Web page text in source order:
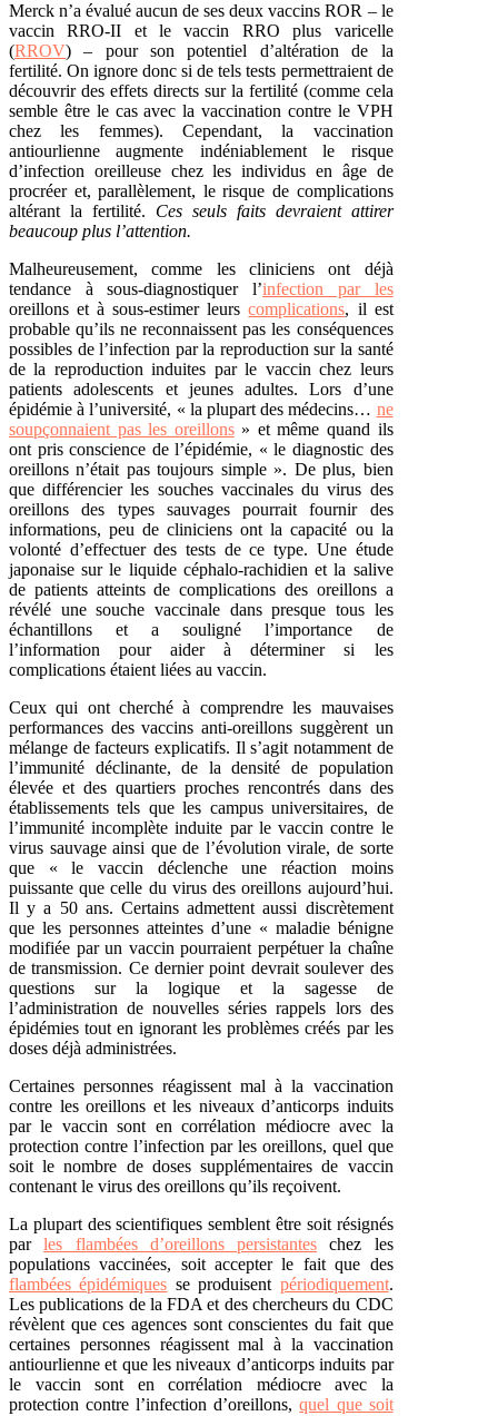
Merck n’a évalué aucun de ses deux vaccins ROR – le
vaccin RRO-II et le vaccin RRO plus varicelle
(RROV) – pour son potentiel d’altération de la
fertilité. On ignore donc si de tels tests permettraient de
découvrir des effets directs sur la fertilité (comme cela
semble être le cas avec lavaccination contre le VPH
chez les femmes). Cependant, la vaccination
antiourlienne augmente indéniablement le risque
d’infection oreilleuse chez les individus en âge de
procréer et, parallèlement, le risque de complications
altérant la fertilité. Ces seuls faits devraient attirer
beaucoup plus l’attention.
Malheureusement, comme les cliniciens ont déjà
tendance à sous-diagnostiquer l’infection par les
oreillons et à sous-estimer leurscomplications, il est
probable qu’ils ne reconnaissent pas les conséquences
possibles de l’infection par la reproduction sur la santé
de la reproduction induites par le vaccin chez leurs
patients adolescents et jeunes adultes. Lors d’une
épidémie à l’université, « la plupart des médecins… ne
soupçonnaient pas les oreillons» et même quand ils
ont pris conscience de l’épidémie, « le diagnostic des
oreillons n’était pas toujours simple ». De plus, bien
que différencier les souches vaccinales du virus des
oreillons des types sauvages pourrait fournir des
informations, peu de cliniciens ont la capacité ou la
volonté d’effectuer des tests de ce type. Une étude
japonaise sur le liquide céphalo-rachidien et la salive
de patients atteints de complications des oreillons a
révélé unesouche vaccinaledans presque tous les
échantillons et a souligné l’importance de
l’information pour aider à déterminer si les
complications étaient liées au vaccin.
Ceux qui ont cherché à comprendre les mauvaises
performances des vaccins anti-oreillons suggèrent un
mélange de facteurs explicatifs. Il s’agit notamment de
l’immunité déclinante, de la densité de population
élevée et des quartiers proches rencontrés dans des
établissements tels que les campus universitaires, de
l’immunité incomplète induite par le vaccin contre le
virus sauvage ainsi que de l’évolution virale, de sorte
que « le vaccin déclenche une réaction moins
puissante que celle du virus des oreillons aujourd’hui.
Il y a 50 ans. Certainsadmettent aussi discrètement
que les personnes atteintes d’une « maladie bénigne
modifiée par un vaccin pourraient perpétuer la chaîne
de transmission. Ce dernier point devrait soulever des
questions sur la logique et la sagesse de
l’administration denouvelles séries rappels lors des
épidémies tout en ignorant les problèmes créés par les
doses déjà administrées.
Certaines personnes réagissent mal à la vaccination
contre les oreillons et les niveaux d’anticorps induits
par le vaccin sont en corrélation médiocre avec la
protection contre l’infection par les oreillons, quel que
soit le nombre de doses supplémentaires de vaccin
contenant le virus des oreillons qu’ils reçoivent.
La plupart des scientifiques semblent être soit résignés
parles flambées d’oreillons persistantes chez les
populations vaccinées, soit accepter le fait que des
flambées épidémiques se produisent périodiquement.
Les publications de la FDA et des chercheurs du CDC
révèlent que ces agences sont conscientes du fait que
certaines personnes réagissent mal à la vaccination
antiourlienne et que les niveaux d’anticorps induits par
le vaccin sont en corrélation médiocre avec la
protection contre l’infection d’oreillons,quel que soit